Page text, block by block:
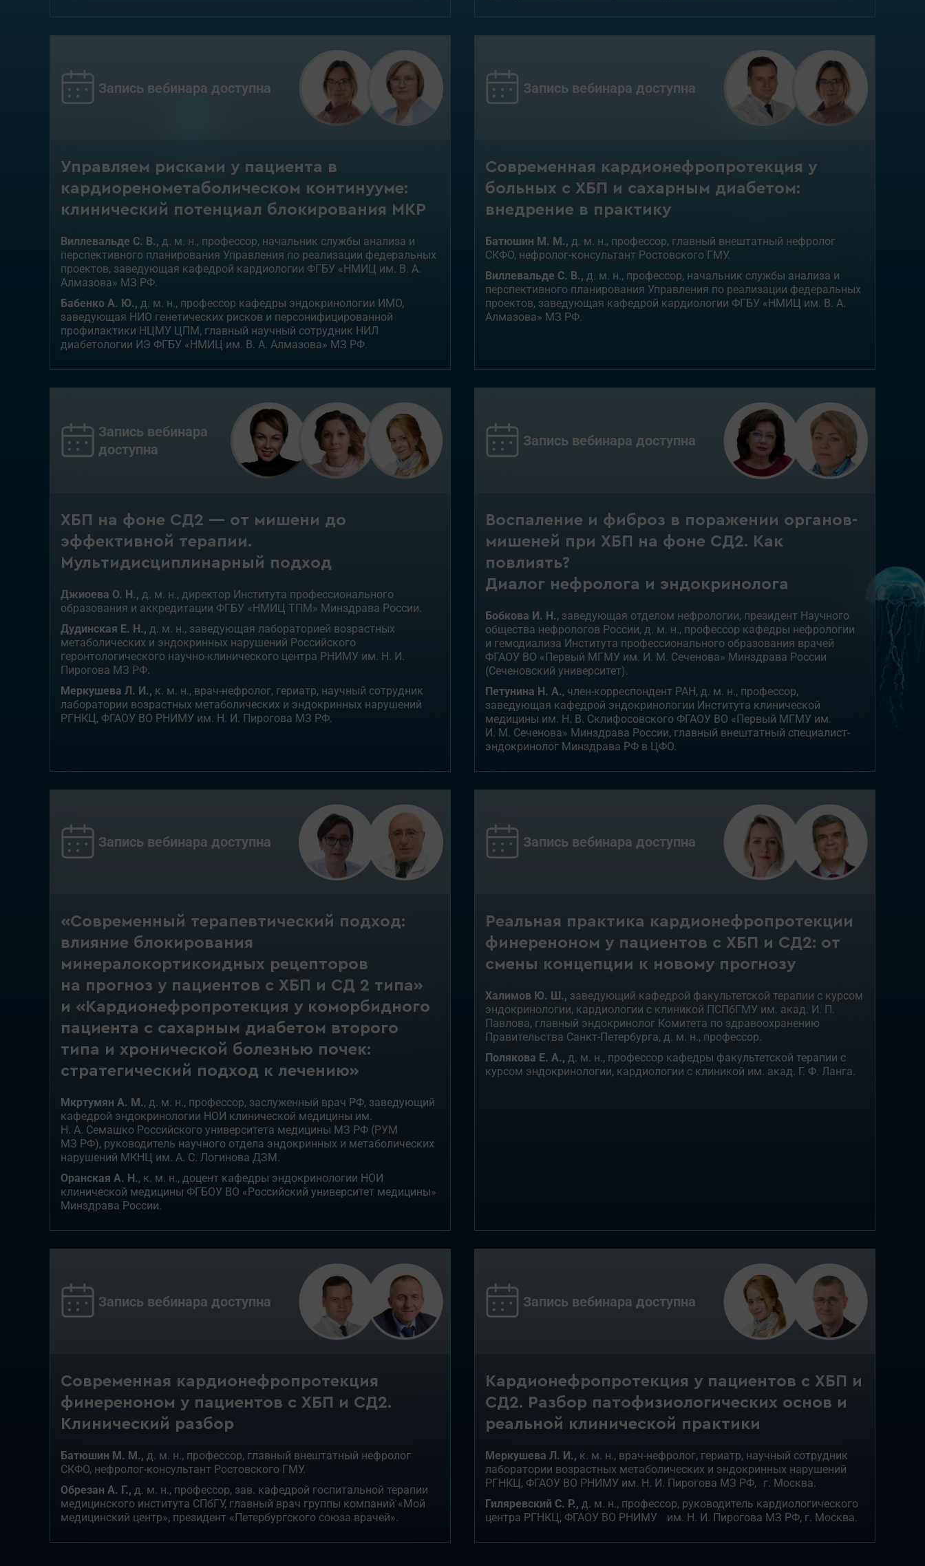
Запись вебинара доступна
Управляем рисками у пациента в
кардиоренометаболическом континууме:
клинический потенциал блокирования МКР
Виллевальде С. В., д. м. н., профессор, начальник службы анализа и
перспективного планирования Управления по реализации федеральных
проектов, заведующая кафедрой кардиологии ФГБУ «НМИЦ им. В. А.
Алмазова» МЗ РФ.
Бабенко А. Ю., д. м. н., профессор кафедры эндокринологии ИМО,
заведующая НИО генетических рисков и персонифицированной
профилактики НЦМУ ЦПМ, главный научный сотрудник НИЛ
диабетологии ИЭ ФГБУ «НМИЦ им. В. А. Алмазова» МЗ РФ.
Запись вебинара доступна
Современная кардионефропротекция у
больных с ХБП и сахарным диабетом:
внедрение в практику
Батюшин М. М., д. м. н., профессор, главный внештатный нефролог
СКФО, нефролог-консультант Ростовского ГМУ.
Виллевальде С. В., д. м. н., профессор, начальник службы анализа и
перспективного планирования Управления по реализации федеральных
проектов, заведующая кафедрой кардиологии ФГБУ «НМИЦ им. В. А.
Алмазова» МЗ РФ.
Запись вебинара
доступна
ХБП на фоне СД2 — от мишени до
эффективной терапии.
Мультидисциплинарный подход
Джиоева О. Н., д. м. н., директор Института профессионального
образования и аккредитации ФГБУ «НМИЦ ТПМ» Минздрава России.
Дудинская Е. Н., д. м. н., заведующая лабораторией возрастных
метаболических и эндокринных нарушений Российского
геронтологического научно-клинического центра РНИМУ им. Н. И.
Пирогова МЗ РФ.
Меркушева Л. И., к. м. н., врач-нефролог, гериатр, научный сотрудник
лаборатории возрастных метаболических и эндокринных нарушений
РГНКЦ, ФГАОУ ВО РНИМУ им. Н. И. Пирогова МЗ РФ.
Запись вебинара доступна
Воспаление и фиброз в поражении органов-
мишеней при ХБП на фоне СД2. Как
повлиять?
Диалог нефролога и эндокринолога
Бобкова И. Н., заведующая отделом нефрологии, президент Научного
общества нефрологов России, д. м. н., профессор кафедры нефрологии
и гемодиализа Института профессионального образования врачей
ФГАОУ ВО «Первый МГМУ им. И. М. Сеченова» Минздрава России
(Сеченовский университет).
Петунина Н. А., член-корреспондент РАН, д. м. н., профессор,
заведующая кафедрой эндокринологии Института клинической
медицины им. Н. В. Склифосовского ФГАОУ ВО «Первый МГМУ им.
И. М. Сеченова» Минздрава России, главный внештатный специалист-
эндокринолог Минздрава РФ в ЦФО.
Запись вебинара доступна
«Современный терапевтический подход:
влияние блокирования
минералокортикоидных рецепторов
на прогноз у пациентов с ХБП и СД 2 типа»
и «Кардионефропротекция у коморбидного
пациента с сахарным диабетом второго
типа и хронической болезнью почек:
стратегический подход к лечению»
Мкртумян А. М., д. м. н., профессор, заслуженный врач РФ, заведующий
кафедрой эндокринологии НОИ клинической медицины им.
Н. А. Семашко Российского университета медицины МЗ РФ (РУМ
МЗ РФ), руководитель научного отдела эндокринных и метаболических
нарушений МКНЦ им. А. С. Логинова ДЗМ.
Оранская А. Н., к. м. н., доцент кафедры эндокринологии НОИ
клинической медицины ФГБОУ ВО «Российский университет медицины»
Минздрава России.
Запись вебинара доступна
Реальная практика кардионефропротекции
финереноном у пациентов с ХБП и СД2: от
смены концепции к новому прогнозу
Халимов Ю. Ш., заведующий кафедрой факультетской терапии с курсом
эндокринологии, кардиологии с клиникой ПСПбГМУ им. акад. И. П.
Павлова, главный эндокринолог Комитета по здравоохранению
Правительства Санкт-Петербурга, д. м. н., профессор.
Полякова Е. А., д. м. н., профессор кафедры факультетской терапии с
курсом эндокринологии, кардиологии с клиникой им. акад. Г. Ф. Ланга.
Запись вебинара доступна
Современная кардионефропротекция
финереноном у пациентов с ХБП и СД2.
Клинический разбор
Батюшин М. М., д. м. н., профессор, главный внештатный нефролог
СКФО, нефролог-консультант Ростовского ГМУ.
Обрезан А. Г., д. м. н., профессор, зав. кафедрой госпитальной терапии
медицинского института СПбГУ, главный врач группы компаний «Мой
медицинский центр», президент «Петербургского союза врачей».
Запись вебинара доступна
Кардионефропротекция у пациентов с ХБП и
СД2. Разбор патофизиологических основ и
реальной клинической практики
Меркушева Л. И., к. м. н., врач-нефролог, гериатр, научный сотрудник
лаборатории возрастных метаболических и эндокринных нарушений
РГНКЦ, ФГАОУ ВО РНИМУ им. Н. И. Пирогова МЗ РФ, г. Москва.
Гиляревский С. Р., д. м. н., профессор, руководитель кардиологического
центра РГНКЦ, ФГАОУ ВО РНИМУ им. Н. И. Пирогова МЗ РФ, г. Москва.